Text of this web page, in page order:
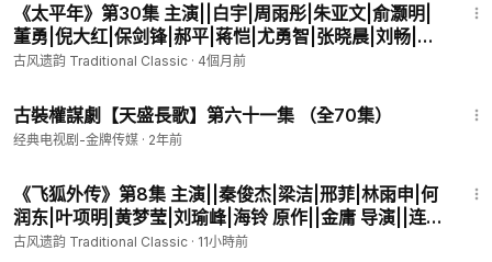
集。
该剧讲述了在五代十国中后期至北宋初期，吴越国君主钱弘俶一
路成长，担负起天下责任，以苍生为念，于北宋太平兴国三年“纳
该剧于2026年1月23日首播。
#尤靖茹 #魏千翔 #杨磊 #古装历史剧
#经典
电视剧
****************************************************
✧神游千古返本归真✧
《太平年》第30集 主演||白宇|周雨彤|朱亚文|俞灏明|
董勇|倪大红|保剑锋|郝平|蒋恺|尤勇智|张晓晨|刘畅|梅
婷|于洋|张帆|吴昊宸|海一天|薛佳凝|尤靖茹|魏千翔 导
古风遗韵 Traditional Classic · 4個月前
古裝權謀劇【天盛長歌】第六十一集 （全70集）
经典电视剧-金牌传媒 · 2年前
《飞狐外传》第8集 主演||秦俊杰|梁洁|邢菲|林雨申|何
润东|叶项明|黄梦莹|刘瑜峰|海铃 原作||金庸 导演||连奕
名 编剧||汤佳羽|邱怀阳 【金庸古装武侠剧】
古风遗韵 Traditional Classic · 11小時前